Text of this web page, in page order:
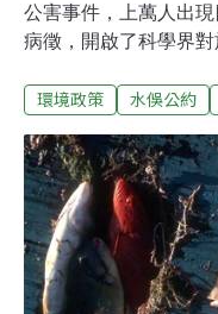
公害事件，上萬人出
病徵，開啟了科學界
生效，公約中要求締
合國成員，仍需接軌「
勢，環保署配合《汞
質及其運作管理事項
造開關及繼電器、普
量測儀器。並在昨（3
於2021年1月1日起禁
環境政策 水俁公約